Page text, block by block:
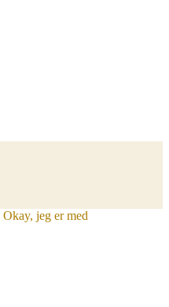
Okay, jeg er med